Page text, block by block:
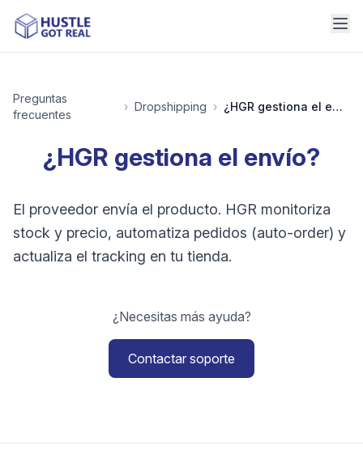
Preguntas
frecuentes
› Dropshipping › ¿HGR gestiona el envío?
¿HGR gestiona el envío?
El proveedor envía el producto. HGR monitoriza
stock y precio, automatiza pedidos (auto-order) y
actualiza el tracking en tu tienda.
¿Necesitas más ayuda?
Contactar soporte